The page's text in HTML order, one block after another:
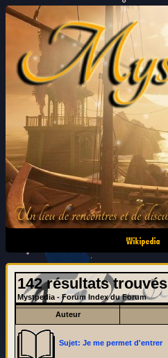
142 résultats trouvés
Mystpedia - Forum Index du Forum
Auteur
Sujet: Je me permet d'entrer